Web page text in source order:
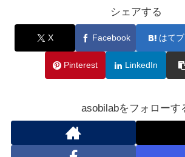
シェアする
X Facebook はてブ
Pinterest LinkedIn
asobilabをフォローす